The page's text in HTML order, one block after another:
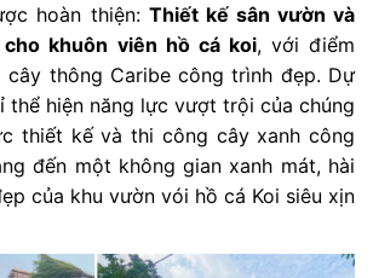
hoàn thiện: Thiết kế sân vườn và
khuôn viên hồ cá koi, với điểm
cây thông Caribe công trình đẹp. Dự
thể hiện năng lực vượt trội của chúng
thiết kế và thi công cây xanh công
đến một không gian xanh mát, hài
của khu vườn vói hồ cá Koi siêu xịn